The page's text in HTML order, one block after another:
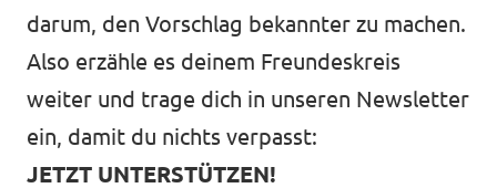
darum, den Vorschlag bekannter zu machen.
Also erzähle es deinem Freundeskreis
weiter und trage dich in unseren Newsletter
ein, damit du nichts verpasst:
JETZT UNTERSTÜTZEN!